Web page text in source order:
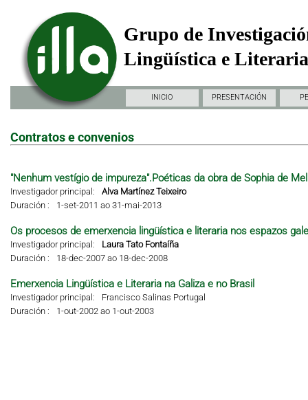
Grupo de
Lingüística e
INICIO PRESENTACIÓN
Contratos e convenios
"Nenhum vestígio de impureza".Poéticas da obra de Sophia de
Investigador principal:
Alva Martínez Teixeiro
Duración :
1-set-2011 ao 31-mai-2013
Os procesos de emerxencia lingüística e literaria nos espazos
Investigador principal:
Laura Tato Fontaíña
Duración :
18-dec-2007 ao 18-dec-2008
Emerxencia Lingüística e Literaria na Galiza e no Brasil
Investigador principal:
Francisco Salinas Portugal
Duración :
1-out-2002 ao 1-out-2003